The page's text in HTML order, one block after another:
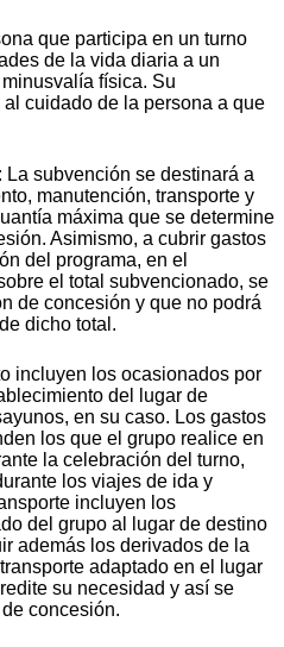
que participa en un turno
de la vida diaria a un
física. Su
cuidado de la persona a que
subvención se destinará a
manutención, transporte y
máxima que se determine
Asimismo, a cubrir gastos
del programa, en el
el total subvencionado, se
de concesión y que no podrá
dicho total.
incluyen los ocasionados por
del lugar de
en su caso. Los gastos
los que el grupo realice en
la celebración del turno,
los viajes de ida y
incluyen los
del grupo al lugar de destino
además los derivados de la
adaptado en el lugar
su necesidad y así se
concesión.